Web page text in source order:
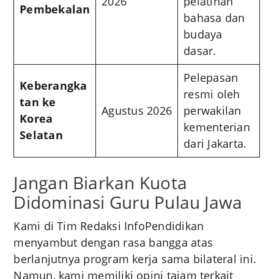
Pembekalan
bahasa dan
budaya
dasar.
Keberangka
tan ke
Korea
Selatan
Agustus 2026
Pelepasan
resmi oleh
perwakilan
kementerian
dari Jakarta.
Jangan Biarkan Kuota
Didominasi Guru Pulau Jawa
Kami di Tim Redaksi InfoPendidikan
menyambut dengan rasa bangga atas
berlanjutnya program kerja sama bilateral ini.
Namun, kami memiliki opini tajam terkait